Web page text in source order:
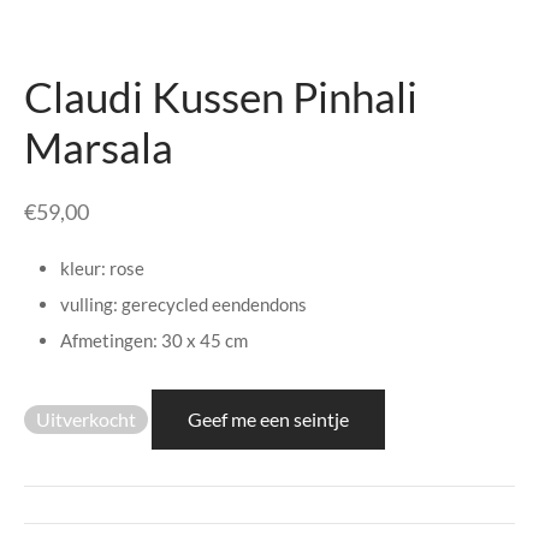
Claudi Kussen Pinhali
Marsala
€59,00
kleur: rose
vulling: gerecycled eendendons
Afmetingen: 30 x 45 cm
Uitverkocht Geef me een seintje
Kussens
& Schalen
Rebul
Collection